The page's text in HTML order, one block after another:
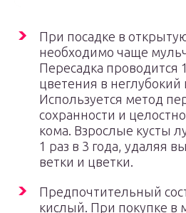
При посадке в
необходимо чаще
Пересадка проводится
цветения в
Используется метод
сохранности и
кома. Взрослые кусты
1 раз в 3 года, удаляя
ветки и цветки.
Предпочтительный
кислый. При покупке в